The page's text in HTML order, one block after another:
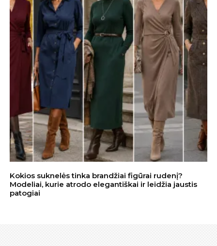
Kokios suknelės tinka brandžiai figūrai rudenį?
Modeliai, kurie atrodo elegantiškai ir leidžia jaustis
patogiai